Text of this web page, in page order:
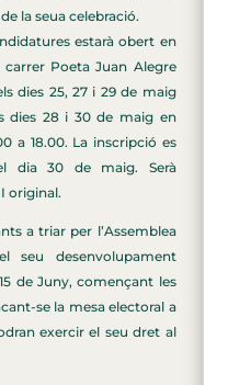
la seua celebració.
estarà obert en
Poeta Juan Alegre
dies 25, 27 i 29 de maig
dies 28 i 30 de maig en
a 18.00. La inscripció es
dia 30 de maig. Serà
original.
a triar per l’Assemblea
seu desenvolupament
de Juny, començant les
se la mesa electoral a
exercir el seu dret al